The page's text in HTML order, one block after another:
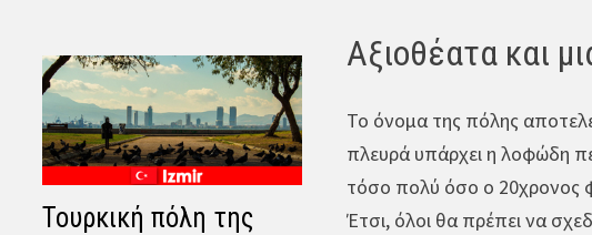
Αξιοθέατα και
Το όνομα της πόλης
πλευρά υπάρχει η λοφώδη
τόσο πολύ όσο ο 20χρονος
Έτσι, όλοι θα πρέπει να
Τουρκική πόλη της